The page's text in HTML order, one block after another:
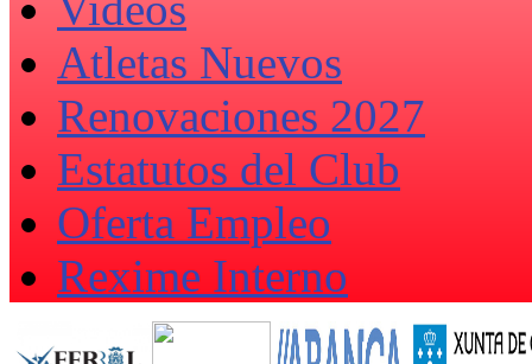
Atletas Nuevos
Renovaciones 2027
Estatutos del Club
Oferta Empleo
Rexime Interno